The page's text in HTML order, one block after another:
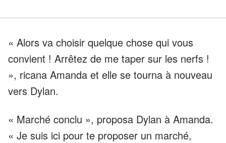
« Alors va choisir quelque chose qui vous
convient ! Arrêtez de me taper sur les nerfs !
», ricana Amanda et elle se tourna à nouveau
vers Dylan.
« Marché conclu », proposa Dylan à Amanda.
« Je suis ici pour te proposer un marché,